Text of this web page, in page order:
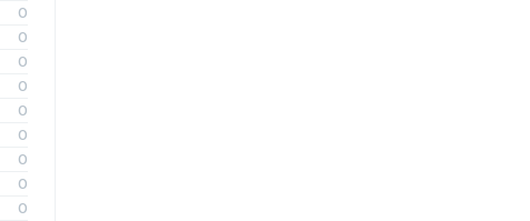
0
0
0
0
0
0
0
0
0